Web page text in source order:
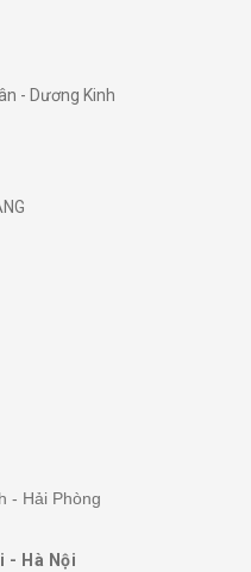
- Dương Kinh
- Hải Phòng
- Hà Nội